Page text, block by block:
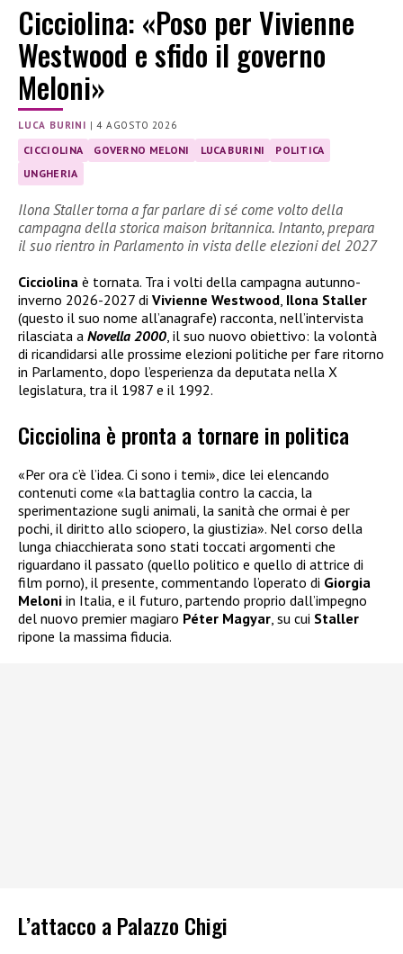
Cicciolina: «Poso per Vivienne
Westwood e sfido il governo
Meloni»
LUCA BURINI |4 AGOSTO 2026
CICCIOLINA GOVERNO MELONI LUCA BURINI
POLITICA
UNGHERIA
Ilona Staller torna a far parlare di sé come volto della
campagna della storica maison britannica. Intanto, prepara
il suo rientro in Parlamento in vista delle elezioni del 2027
Cicciolina è tornata. Tra i volti della campagna autunno-
inverno 2026-2027 di Vivienne Westwood Ilona Staller
(questo il suo nome all’anagrafe) racconta, nell’intervista
rilasciata a Novella 2000 , il suo nuovo obiettivo: la volontà
di ricandidarsi alle prossime elezioni politiche per fare ritorno
in Parlamento, dopo l’esperienza da deputata nella X
legislatura, tra il 1987 e il 1992.
Cicciolina è pronta a tornare in politica
«Per ora c’è l’idea. Ci sono i temi», dice lei elencando
contenuti come «la battaglia contro la caccia, la
sperimentazione sugli animali, la sanità che ormai è per
pochi, il diritto allo sciopero, la giustizia». Nel corso della
lunga chiacchierata sono stati toccati argomenti che
riguardano il passato (quello politico e quello di attrice di
film porno), il presente, commentando l’operato di Giorgia
Meloni in Italia, e il futuro, partendo proprio dall’impegno
del nuovo premier magiaro Péter Magyar, su cui Staller
ripone la massima fiducia.
L’attacco a Palazzo Chigi